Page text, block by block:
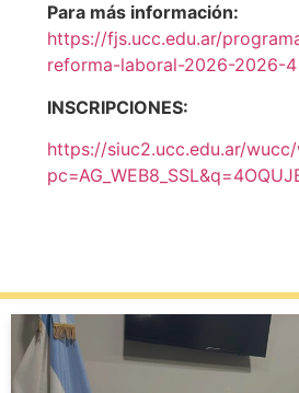
Para más información:
https://fjs.ucc.edu.ar/
reforma-laboral-2026-2026-4
INSCRIPCIONES:
https://siuc2.ucc.edu.ar/